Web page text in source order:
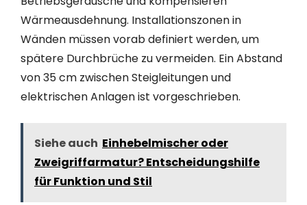
Wärmeausdehnung. Installationszonen in
Wänden müssen vorab definiert werden, um
spätere Durchbrüche zu vermeiden. Ein Abstand
von 35 cm zwischen Steigleitungen und
elektrischen Anlagen ist vorgeschrieben.
Siehe auch Einhebelmischer oder
Zweigriffarmatur? Entscheidungshilfe
für Funktion und Stil